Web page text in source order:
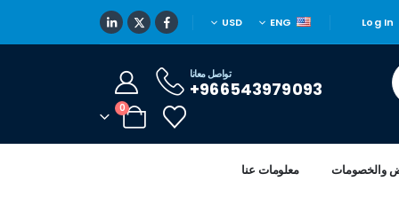
Log In
ENG
USD
تواصل معانا
966543979093+
0
والخصومات معلومات عنا